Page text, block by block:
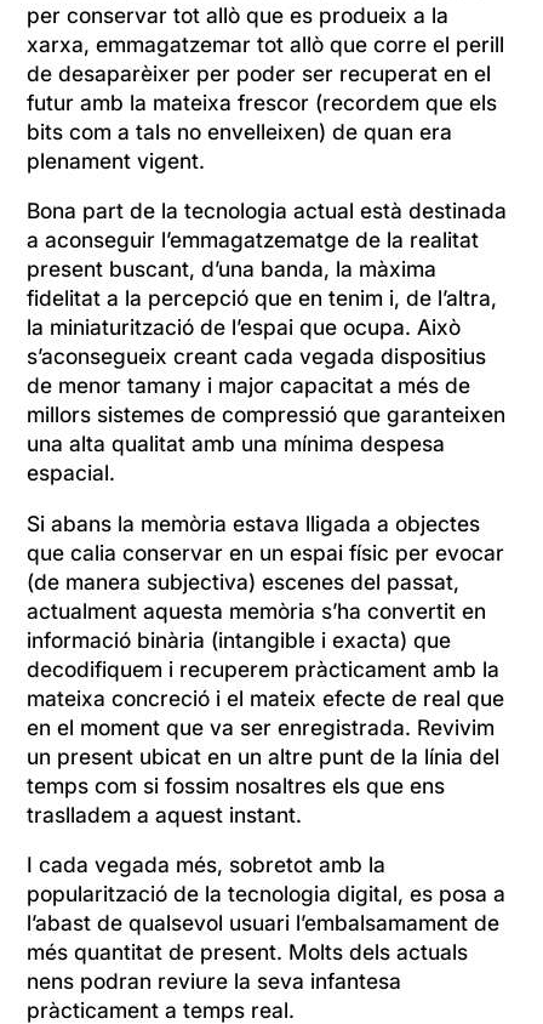
per conservar tot allò que es produeix a la
xarxa, emmagatzemar tot allò que corre el perill
de desaparèixer per poder ser recuperat en el
futur amb la mateixa frescor (recordem que els
bits com a tals no envelleixen) de quan era
plenament vigent.
Bona part de la tecnologia actual està destinada
a aconseguir l’emmagatzematge de la realitat
present buscant, d’una banda, la màxima
fidelitat a la percepció que en tenim i, de l’altra,
la miniaturització de l’espai que ocupa. Això
s’aconsegueix creant cada vegada dispositius
de menor tamany i major capacitat a més de
millors sistemes de compressió que garanteixen
una alta qualitat amb una mínima despesa
espacial.
Si abans la memòria estava lligada a objectes
que calia conservar en un espai físic per evocar
(de manera subjectiva) escenes del passat,
actualment aquesta memòria s’ha convertit en
informació binària (intangible i exacta) que
decodifiquem i recuperem pràcticament amb la
mateixa concreció i el mateix efecte de real que
en el moment que va ser enregistrada. Revivim
un present ubicat en un altre punt de la línia del
temps com si fossim nosaltres els que ens
traslladem a aquest instant.
I cada vegada més, sobretot amb la
popularització de la tecnologia digital, es posa a
l’abast de qualsevol usuari l’embalsamament de
més quantitat de present. Molts dels actuals
nens podran reviure la seva infantesa
pràcticament a temps real.